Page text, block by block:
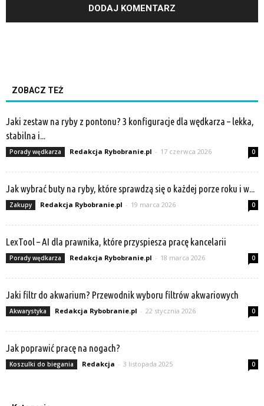
ZOBACZ TEŻ
Jaki zestaw na ryby z pontonu? 3 konfiguracje dla wędkarza – lekka,
stabilna i...
Porady wędkarza Redakcja Rybobranie.pl - 17 czerwca 2026 0
Jak wybrać buty na ryby, które sprawdzą się o każdej porze roku i w...
Zakupy Redakcja Rybobranie.pl - 19 marca 2026 0
LexTool – AI dla prawnika, które przyspiesza pracę kancelarii
Porady wędkarza Redakcja Rybobranie.pl - 18 marca 2026 0
Jaki filtr do akwarium? Przewodnik wyboru filtrów akwariowych
Akwarystyka Redakcja Rybobranie.pl - 22 stycznia 2026 0
Jak poprawić pracę na nogach?
Koszulki do biegania Redakcja - 3 listopada 2025 0